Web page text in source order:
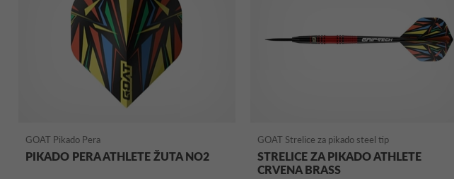
GOAT Pikado Pera
PIKADO PERA ATHLETE ŽUTA NO2
GOAT Strelice za pikado steel tip
STRELICE ZA PIKADO ATHLETE
CRVENA BRASS